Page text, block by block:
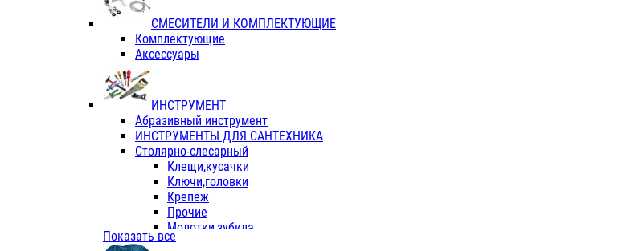
СМЕСИТЕЛИ И КОМПЛЕКТУЮЩИЕ
Комплектующие
Аксессуары
ИНСТРУМЕНТ
Абразивный инструмент
ИНСТРУМЕНТЫ ДЛЯ САНТЕХНИКА
Столярно-слесарный
Клещи,кусачки
Ключи,головки
Крепеж
Прочие
Молотки,зубила
Пассатижи,тонкогубцы,утконосы
Показать все